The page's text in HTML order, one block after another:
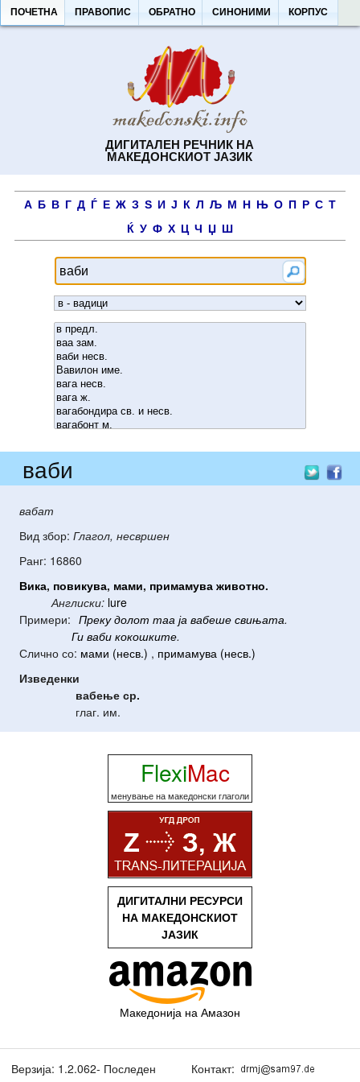
ДИГИТАЛЕН РЕЧНИК НА
МАКЕДОНСКИОТ ЈАЗИК
ПОЧЕТНА ПРАВОПИС ОБРАТНО СИНОНИМИ КОРПУС
А Б В Г Д Ѓ Е Ж З Ѕ И Ј К Л Љ М Н Њ О П Р С Т
Ќ У Ф Х Ц Ч Џ Ш
ваби
вабат
Вид збор: Глагол, несвршен
Ранг: 16860
Вика, повикува, мами, примамува животно.
Англиски: lure
Примери: Преку долот таа ја вабеше свињата.
Ги ваби кокошките.
Слично со: мами (несв.) , примамува (несв.)
Изведенки
вабење ср.
глаг. им.
FlexiMac
менување на македонски глаголи
ДИГИТАЛНИ РЕСУРСИ
НА МАКЕДОНСКИОТ
ЈАЗИК
Македонија на Амазон
Верзија: 1.2.062- Последен
Контакт: